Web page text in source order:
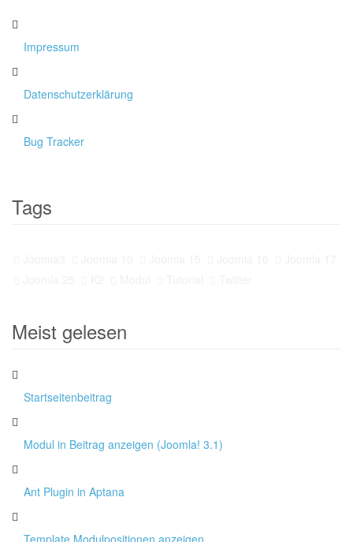
Impressum
Datenschutzerklärung
Bug Tracker
Tags
Meist gelesen
Startseitenbeitrag
Modul in Beitrag anzeigen (Joomla! 3.1)
Ant Plugin in Aptana